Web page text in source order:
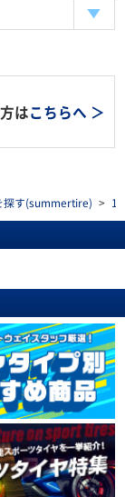
はこちらへ ＞
探す(summertire) >